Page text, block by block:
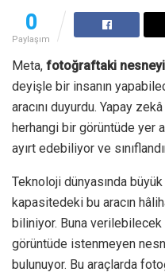
0
Paylaşım
Meta, fotoğraftaki nesneyi
deyişle bir insanın
aracını duyurdu. Yapay
herhangi bir görüntüde yer
ayırt edebiliyor ve
Teknoloji dünyasında
kapasitedeki bu aracın
biliniyor. Buna verilebilecek
görüntüde istenmeyen
bulunuyor. Bu araçlarda